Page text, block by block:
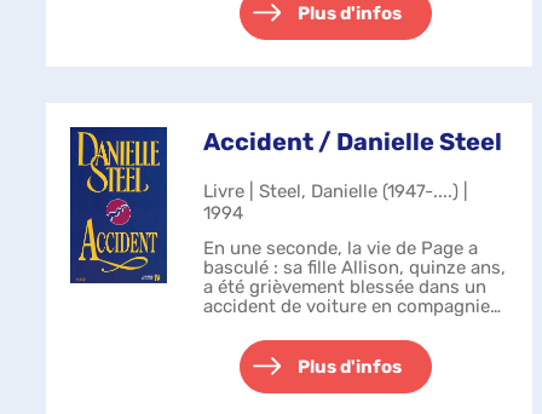
Plus d'infos
Accident / Danielle Steel
Livre | Steel, Danielle (1947-....) |
1994
En une seconde, la vie de Page a
basculé : sa fille Allison, quinze ans,
a été grièvement blessée dans un
accident de voiture en compagnie
ci souffre de multiples fractures,
Allison sombre dans u...
Plus d'infos